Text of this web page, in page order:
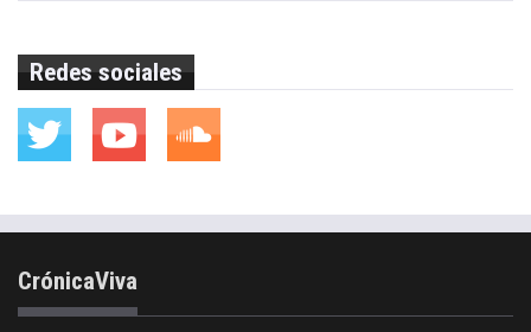
Redes sociales
CrónicaViva